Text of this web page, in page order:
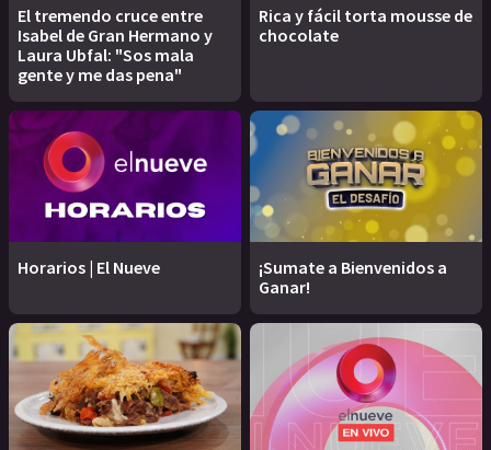
El tremendo cruce entre
Isabel de Gran Hermano y
Laura Ubfal: "Sos mala
gente y me das pena"
Rica y fácil torta mousse de
chocolate
Horarios | El Nueve
¡Sumate a Bienvenidos a
Ganar!